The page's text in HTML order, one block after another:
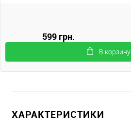
599 грн.
В корзину
ХАРАКТЕРИСТИКИ